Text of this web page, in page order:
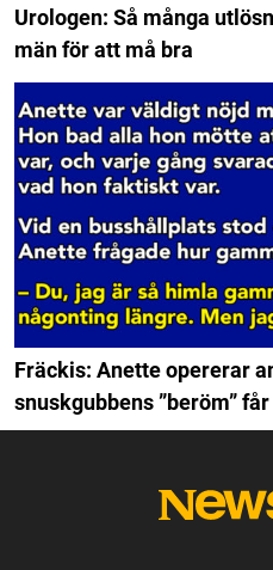
Urologen: Så många
män för att må bra
Fräckis: Anette opererar
snuskgubbens ”beröm”